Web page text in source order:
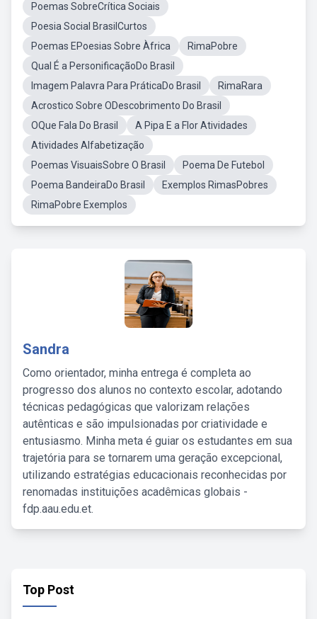
Poemas SobreCrítica Sociais
Poesia Social BrasilCurtos
Poemas EPoesias Sobre Àfrica
RimaPobre
Qual É a PersonificaçãoDo Brasil
Imagem Palavra Para PráticaDo Brasil
RimaRara
Acrostico Sobre ODescobrimento Do Brasil
OQue Fala Do Brasil
A Pipa E a Flor Atividades
Atividades Alfabetização
Poemas VisuaisSobre O Brasil
Poema De Futebol
Poema BandeiraDo Brasil
Exemplos RimasPobres
RimaPobre Exemplos
Sandra
Como orientador, minha entrega é completa ao
progresso dos alunos no contexto escolar, adotando
técnicas pedagógicas que valorizam relações
autênticas e são impulsionadas por criatividade e
entusiasmo. Minha meta é guiar os estudantes em sua
trajetória para se tornarem uma geração excepcional,
utilizando estratégias educacionais reconhecidas por
renomadas instituições acadêmicas globais -
fdp.aau.edu.et.
Top Post